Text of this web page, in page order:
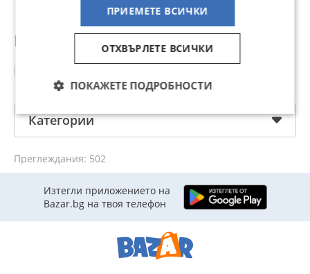
Популярни търсения
Категории
Преглеждания: 502
Изтегли приложението на
Bazar.bg на твоя телефон
ПРИЕМЕТЕ ВСИЧКИ
ОТХВЪРЛЕТЕ ВСИЧКИ
ПОКАЖЕТЕ ПОДРОБНОСТИ